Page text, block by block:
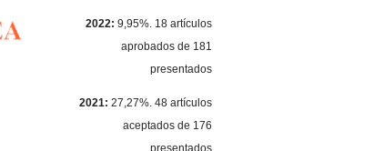
2022: 9,95%. 18 artículos
aprobados de 181
presentados
2021: 27,27%. 48 artículos
aceptados de 176
presentados